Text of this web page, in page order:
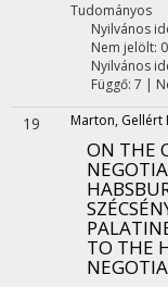
Tudományos
Nyilvános
Nem jelölt:
Nyilvános
Függő: 7 |
19 Marton, Gellért
ON THE
TO THE